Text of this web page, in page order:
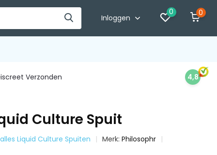
Inloggen
0 0
Verzonden 4,8
Culture Spuit
Liquid Culture Spuiten Merk:Philosophr